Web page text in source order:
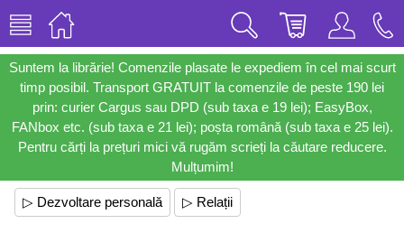
Suntem la librărie! Comenzile plasate le expediem în cel mai scurt
timp posibil. Transport GRATUIT la comenzile de peste 190 lei
prin: curier Cargus sau DPD (sub taxa e 19 lei); EasyBox,
FANbox etc. (sub taxa e 21 lei); poșta română (sub taxa e 25 lei).
Pentru cărți la prețuri mici vă rugăm scrieți la căutare reducere.
Mulțumim!
▷ Dezvoltare personală ▷ Relații